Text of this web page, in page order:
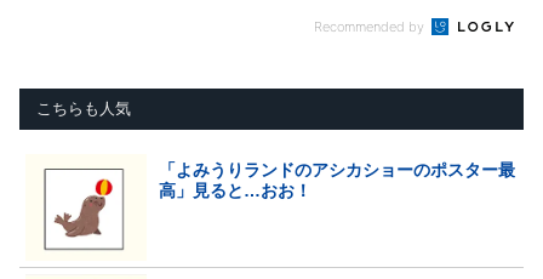
Recommended by
こちらも人気
「よみうりランドのアシカショーのポスター最
高」見ると…おお！